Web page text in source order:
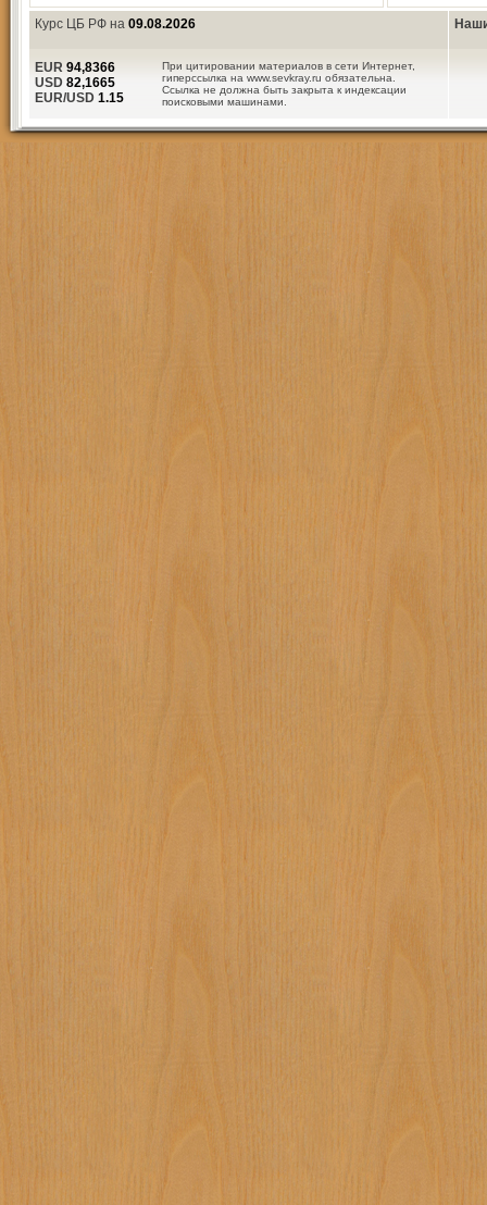
Курс ЦБ РФ на 09.08.2026
При цитировании материалов в сети Интернет,
гиперссылка на www.sevkray.ru обязательна.
Ссылка не должна быть закрыта к индексации
поисковыми машинами.
EUR 94,8366
USD 82,1665
EUR/USD 1.15